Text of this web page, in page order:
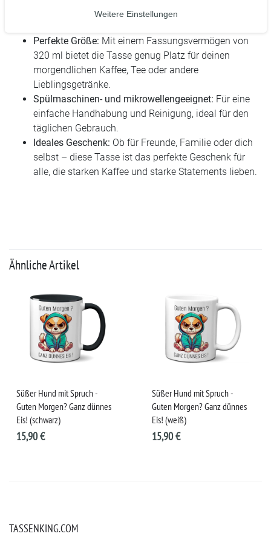
gefertigt, hält die Tasse sowohl heißen als auch
Perfekte Größe: Mit einem Fassungsvermögen von
320 ml bietet die Tasse genug Platz für deinen
morgendlichen Kaffee, Tee oder andere
Lieblingsgetränke.
Spülmaschinen- und mikrowellengeeignet: Für eine
einfache Handhabung und Reinigung, ideal für den
täglichen Gebrauch.
Ideales Geschenk: Ob für Freunde, Familie oder dich
selbst – diese Tasse ist das perfekte Geschenk für
alle, die starken Kaffee und starke Statements lieben.
Ähnliche Artikel
Süßer Hund mit Spruch -
Guten Morgen? Ganz dünnes
Eis! (schwarz)
15,90 €
Süßer Hund mit Spruch -
Guten Morgen? Ganz dünnes
Eis! (weiß)
15,90 €
TASSENKING.COM
Weitere Einstellungen